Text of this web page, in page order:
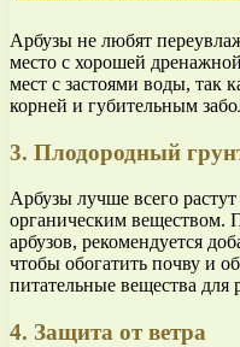
Арбузы не любят
место с хорошей
мест с застоями воды, так
корней и губительным
3. Плодородный
Арбузы лучше всего
органическим веществом.
арбузов, рекомендуется
чтобы обогатить почву и
питательные вещества для
4. Защита от ветра